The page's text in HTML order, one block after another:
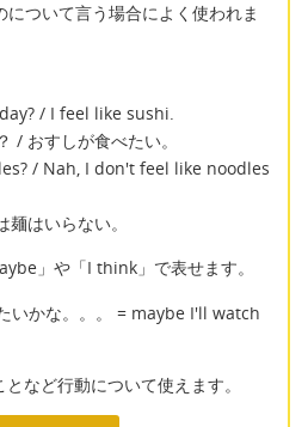
について言う場合によく使われま
/ I feel like sushi.
/ おすしが食べたい。
/ Nah, I don't feel like noodles
麺はいらない。
」や「I think」で表せます。
いかな。。。 = maybe I'll watch
など行動について使えます。